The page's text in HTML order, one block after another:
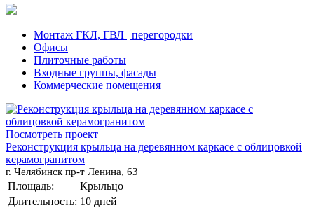
Монтаж ГКЛ, ГВЛ | перегородки
Офисы
Плиточные работы
Входные группы, фасады
Коммерческие помещения
Посмотреть проект
Реконструкция крыльца на деревянном каркасе с облицовкой
керамогранитом
г. Челябинск пр-т Ленина, 63
Площадь:
Крыльцо
Длительность: 10 дней